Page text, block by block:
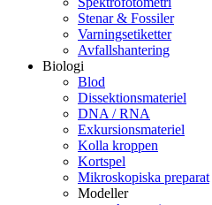
Stenar & Fossiler
Varningsetiketter
Avfallshantering
Biologi
Blod
Dissektionsmateriel
DNA / RNA
Exkursionsmateriel
Kolla kroppen
Kortspel
Mikroskopiska preparat
Modeller